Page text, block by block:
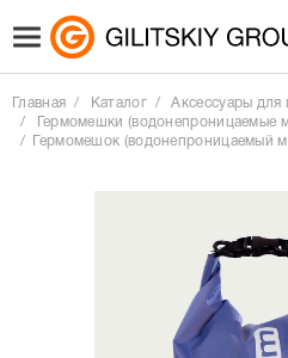
Главная Каталог
Аксессуары для
Гермомешки (водонепроницаемые
Гермомешок (водонепроницаемый